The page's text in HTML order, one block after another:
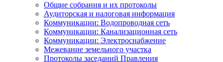
Общие собрания и их протоколы
Аудиторская и налоговая информация
Коммуникации: Водопроводная сеть
Коммуникации: Канализационная сеть
Коммуникации: Электроснабжение
Межевание земельного участка
Протоколы заседаний Правления